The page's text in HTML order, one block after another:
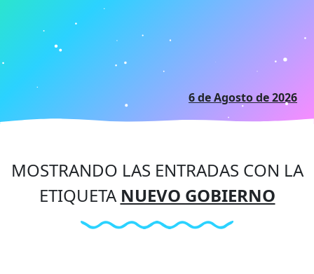
6 de Agosto de 2026
MOSTRANDO LAS ENTRADAS CON LA
ETIQUETA NUEVO GOBIERNO